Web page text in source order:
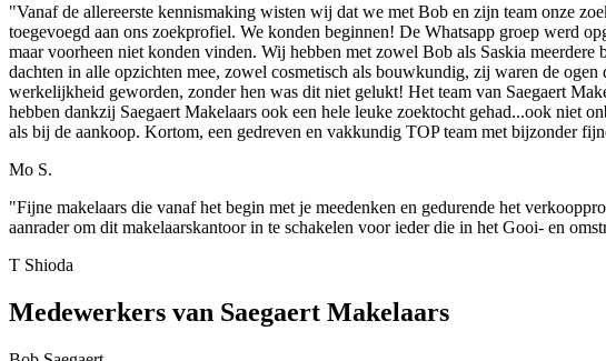
"Vanaf de allereerste kennismaking wisten wij dat we met Bob en zijn team onze
toegevoegd aan ons zoekprofiel. We konden beginnen! De Whatsapp groep werd
maar voorheen niet konden vinden. Wij hebben met zowel Bob als Saskia
dachten in alle opzichten mee, zowel cosmetisch als bouwkundig, zij waren de
werkelijkheid geworden, zonder hen was dit niet gelukt! Het team van Saegaert
hebben dankzij Saegaert Makelaars ook een hele leuke zoektocht gehad...ook niet
als bij de aankoop. Kortom, een gedreven en vakkundig TOP team met bijzonder
Mo S.
"Fijne makelaars die vanaf het begin met je meedenken en gedurende het
aanrader om dit makelaarskantoor in te schakelen voor ieder die in het Gooi- en
T Shioda
Medewerkers van Saegaert Makelaars